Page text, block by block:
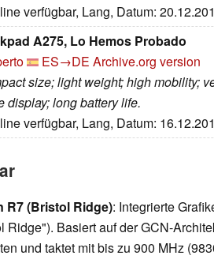
verfügbar, Lang, Datum:
A275, Lo Hemos Probado
ES→DE Archive.org version
size; light weight; high mobility;
display; long battery life.
verfügbar, Lang, Datum:
R7 (Bristol Ridge): Integrierte
Ridge"). Basiert auf der GCN-
und taktet mit bis zu 900 MHz